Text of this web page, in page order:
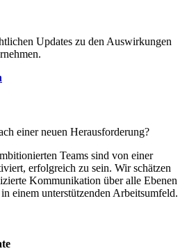
Updates zu den Auswirkungen
einer neuen Herausforderung?
Teams sind von einer
erfolgreich zu sein. Wir schätzen
Kommunikation über alle Ebenen
einem unterstützenden Arbeitsumfeld.